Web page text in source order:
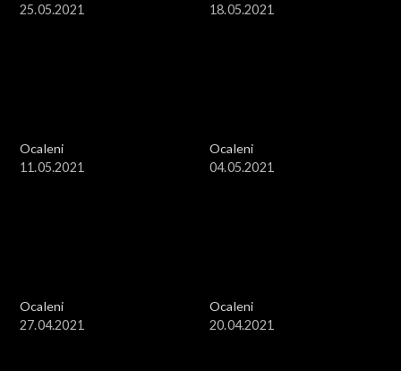
25.05.2021
18.05.2021
Ocaleni
11.05.2021
Ocaleni
04.05.2021
Ocaleni
27.04.2021
Ocaleni
20.04.2021